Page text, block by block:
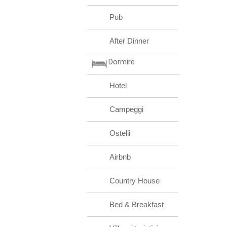
Pub
After Dinner
Dormire
Hotel
Campeggi
Ostelli
Airbnb
Country House
Bed & Breakfast